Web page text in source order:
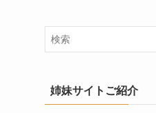
姉妹サイトご紹介